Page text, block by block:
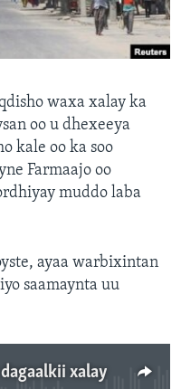
waxa xalay ka
oo u dhexeeya
kale oo ka soo
Farmaajo oo
muddo laba
ayaa warbixintan
saamaynta uu
xalay